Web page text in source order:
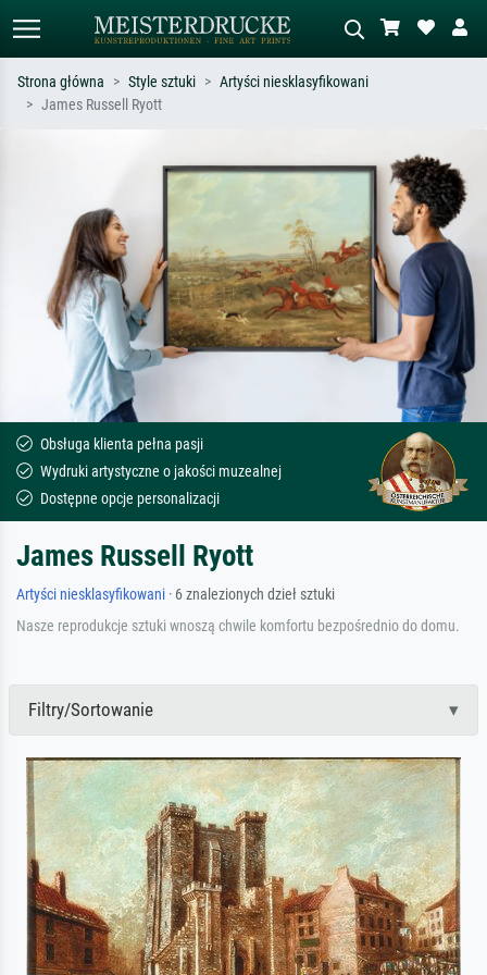
Monet, Gwiaździsta noc,
Opisz scenę – np. zielona łąka,
abstrakcja z czerwienią, ciemny olej,
stojący akt obok drzewa.
Strona główna Style sztuki
Artyści niesklasyfikowani
James Russell Ryott
Obsługa klienta pełna pasji
Wydruki artystyczne o jakości muzealnej
Dostępne opcje personalizacji
James Russell Ryott
Artyści niesklasyfikowani · 6 znalezionych dzieł sztuki
Nasze reprodukcje sztuki wnoszą chwile komfortu bezpośrednio do domu.
Filtry/Sortowanie